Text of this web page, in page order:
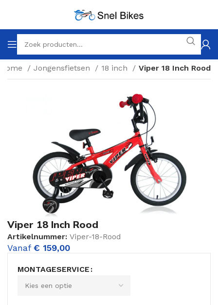
Home Jongensfietsen 18 inch Viper 18 Inch Rood
Viper 18 Inch Rood
Artikelnummer: Viper-18-Rood
Vanaf € 159,00
MONTAGESERVICE